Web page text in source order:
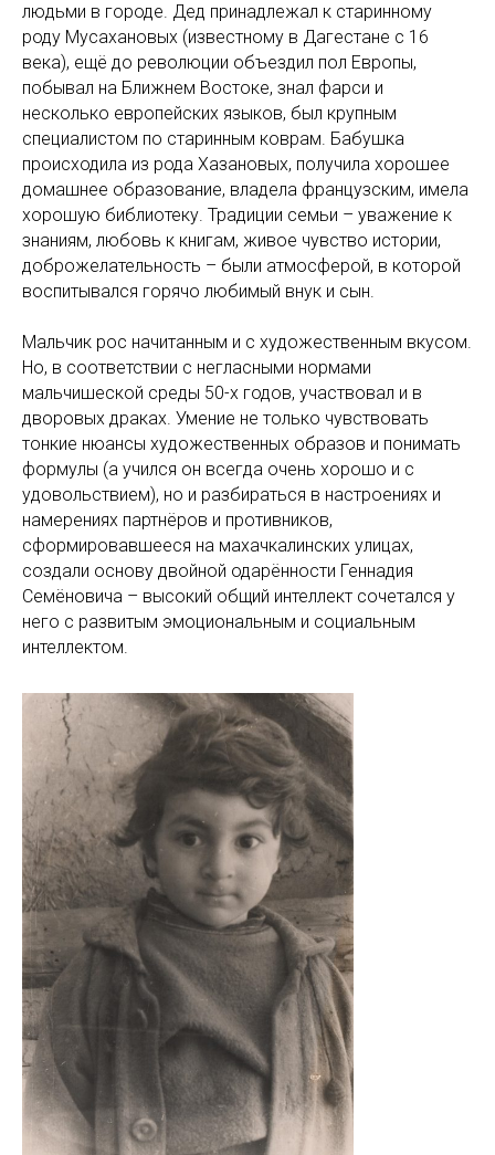
людьми в городе. Дед принадлежал к старинному
роду Мусахановых (известному в Дагестане с 16
века), ещё до революции объездил пол Европы,
побывал на Ближнем Востоке, знал фарси и
несколько европейских языков, был крупным
специалистом по старинным коврам. Бабушка
происходила из рода Хазановых, получила хорошее
домашнее образование, владела французским, имела
хорошую библиотеку. Традиции семьи – уважение к
знаниям, любовь к книгам, живое чувство истории,
доброжелательность – были атмосферой, в которой
воспитывался горячо любимый внук и сын.
Мальчик рос начитанным и с художественным вкусом.
Но, в соответствии с негласными нормами
мальчишеской среды 50-х годов, участвовал и в
дворовых драках. Умение не только чувствовать
тонкие нюансы художественных образов и понимать
формулы (а учился он всегда очень хорошо и с
удовольствием), но и разбираться в настроениях и
намерениях партнёров и противников,
сформировавшееся на махачкалинских улицах,
создали основу двойной одарённости Геннадия
Семёновича – высокий общий интеллект сочетался у
него с развитым эмоциональным и социальным
интеллектом.